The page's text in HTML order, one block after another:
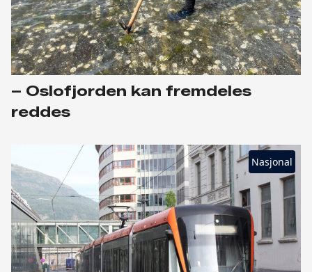
– Oslofjorden kan fremdeles
reddes
Nasjonal